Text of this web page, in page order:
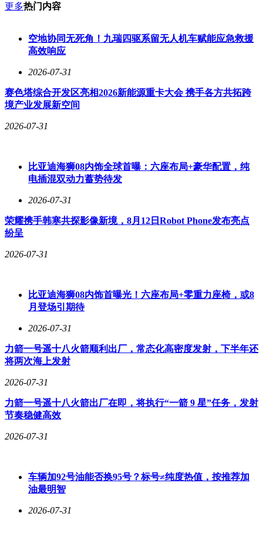
更多热门内容
空地协同无死角！九瑞四驱系留无人机车赋能应急救援
高效响应
2026-07-31
赛色塔综合开发区亮相2026新能源重卡大会 携手各方共拓跨
境产业发展新空间
2026-07-31
比亚迪海狮08内饰全球首曝：六座布局+豪华配置，纯
电插混双动力蓄势待发
2026-07-31
荣耀携手韩寒共探影像新境，8月12日Robot Phone发布亮点
纷呈
2026-07-31
比亚迪海狮08内饰首曝光！六座布局+零重力座椅，或8
月登场引期待
2026-07-31
力箭一号遥十八火箭顺利出厂，常态化高密度发射，下半年还
将两次海上发射
2026-07-31
力箭一号遥十八火箭出厂在即，将执行“一箭 9 星”任务，发射
节奏稳健高效
2026-07-31
车辆加92号油能否换95号？标号≠纯度热值，按推荐加
油最明智
2026-07-31